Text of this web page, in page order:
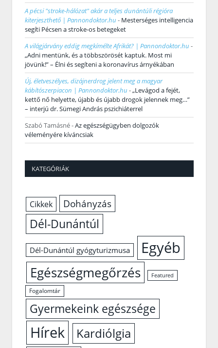
A pécsi "stroke-hálózat" akár a teljes dunántúli régióra
kiterjeszthető | Pannondoktor.hu - Mesterséges intelligencia
segíti Pécsen a stroke-os betegeket
A világjárvány eddig megkímélte Afrikát? | Pannondoktor.hu -
„Adni mentünk, és a többszörösét kaptuk. Most mi
jövünk!” – Élni és segíteni a koronavírus árnyékában
Új, életveszélyes, dizájnerdrog jelent meg a magyar
kábítószerpiacon | Pannondoktor.hu -„Levágod a fejét,
kettő nő helyette, újabb és újabb drogok jelennek meg…”
– interjú dr. Sümegi András pszichiáterrel
Szabó Tamásné-Az egészségügyben dolgozók
véleményére kíváncsiak
KATEGÓRIÁK
Cikkek Dohányzás
Dél-Dunántúl
Dél-Dunántúl gyógyturizmusa Egyéb
Egészségmegőrzés Featured
Fogalomtár
Gyermekeink egészsége
Hírek Kardiólgia